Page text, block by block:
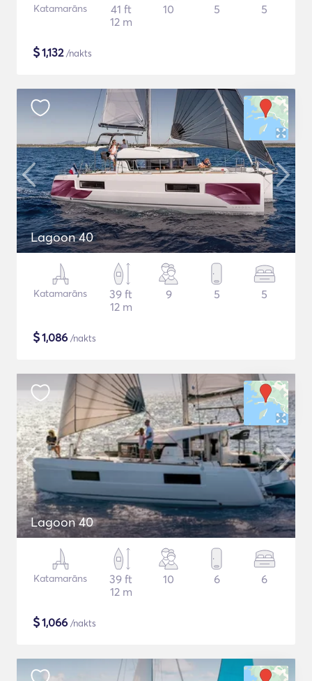
Katamarāns
41 ft
12 m
10 5 5
$1,132/nakts
Lagoon 40
Katamarāns
39 ft
12 m
9 5 5
$1,086 /nakts
Lagoon 40
Katamarāns
39 ft
12 m
10 6 6
$1,066 /nakts